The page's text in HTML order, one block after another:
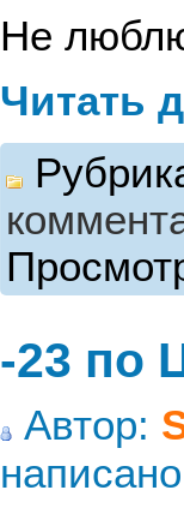
Не
Читать
-23 по
Автор: